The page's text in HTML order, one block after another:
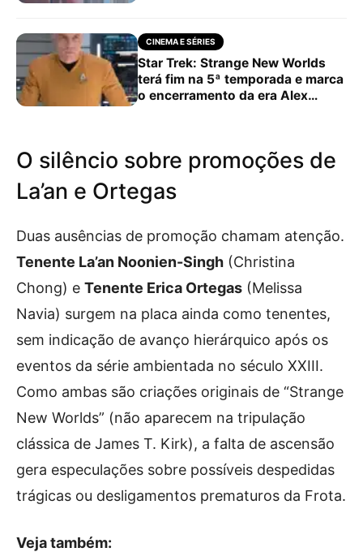
CINEMA E SÉRIES
Star Trek: Strange New Worlds
terá fim na 5ª temporada e marca
o encerramento da era Alex
O silêncio sobre promoções de
La’an e Ortegas
Duas ausências de promoção chamam atenção.
Tenente La’an Noonien-Singh (Christina
Chong) e Tenente Erica Ortegas (Melissa
Navia) surgem na placa ainda como tenentes,
sem indicação de avanço hierárquico após os
eventos da série ambientada no século XXIII.
Como ambas são criações originais de “Strange
New Worlds” (não aparecem na tripulação
clássica de James T. Kirk), a falta de ascensão
gera especulações sobre possíveis despedidas
trágicas ou desligamentos prematuros da Frota.
Veja também: